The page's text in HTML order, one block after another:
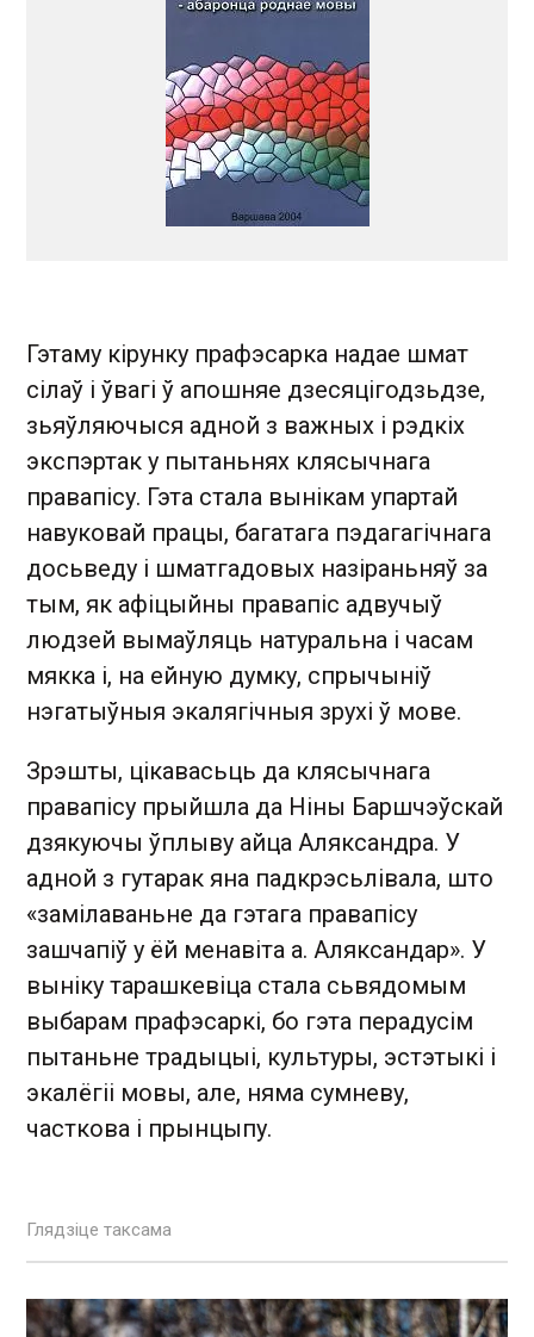
Гэтаму кірунку прафэсарка надае шмат
сілаў і ўвагі ў апошняе дзесяцігодзьдзе,
зьяўляючыся адной з важных і рэдкіх
экспэртак у пытаньнях клясычнага
правапісу. Гэта стала вынікам упартай
навуковай працы, багатага пэдагагічнага
досьведу і шматгадовых назіраньняў за
тым, як афіцыйны правапіс адвучыў
людзей вымаўляць натуральна і часам
мякка і, на ейную думку, спрычыніў
нэгатыўныя экалягічныя зрухі ў мове.
Зрэшты, цікавасьць да клясычнага
правапісу прыйшла да Ніны Баршчэўскай
дзякуючы ўплыву айца Аляксандра. У
адной з гутарак яна падкрэсьлівала, што
«замілаваньне да гэтага правапісу
зашчапіў у ёй менавіта а. Аляксандар». У
выніку тарашкевіца стала сьвядомым
выбарам прафэсаркі, бо гэта перадусім
пытаньне традыцыі, культуры, эстэтыкі і
экалёгіі мовы, але, няма сумневу,
часткова і прынцыпу.
Глядзіце таксама